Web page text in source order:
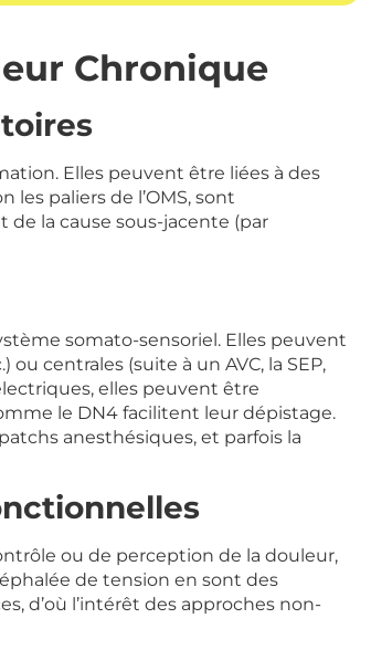
Chronique
Elles peuvent être liées à des
les paliers de l’OMS, sont
la cause sous-jacente (par
somato-sensoriel. Elles peuvent
centrales (suite à un AVC, la SEP,
elles peuvent être
le DN4 facilitent leur dépistage.
anesthésiques, et parfois la
ou de perception de la douleur,
de tension en sont des
d’où l’intérêt des approches non-